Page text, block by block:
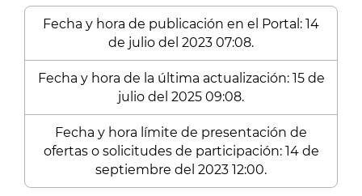
Fecha y hora de publicación en el Portal: 14
de julio del 2023 07:08.
Fecha y hora de la última actualización: 15 de
julio del 2025 09:08.
Fecha y hora límite de presentación de
ofertas o solicitudes de participación: 14 de
septiembre del 2023 12:00.